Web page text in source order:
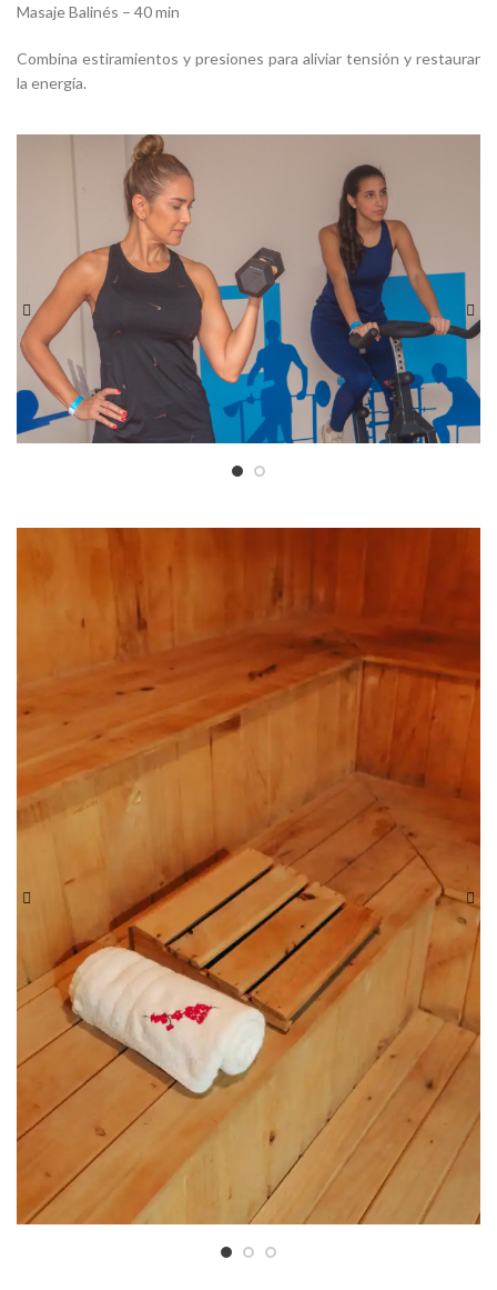
Masaje Balinés – 40 min
Combina estiramientos y presiones para aliviar tensión y restaurar
la energía.